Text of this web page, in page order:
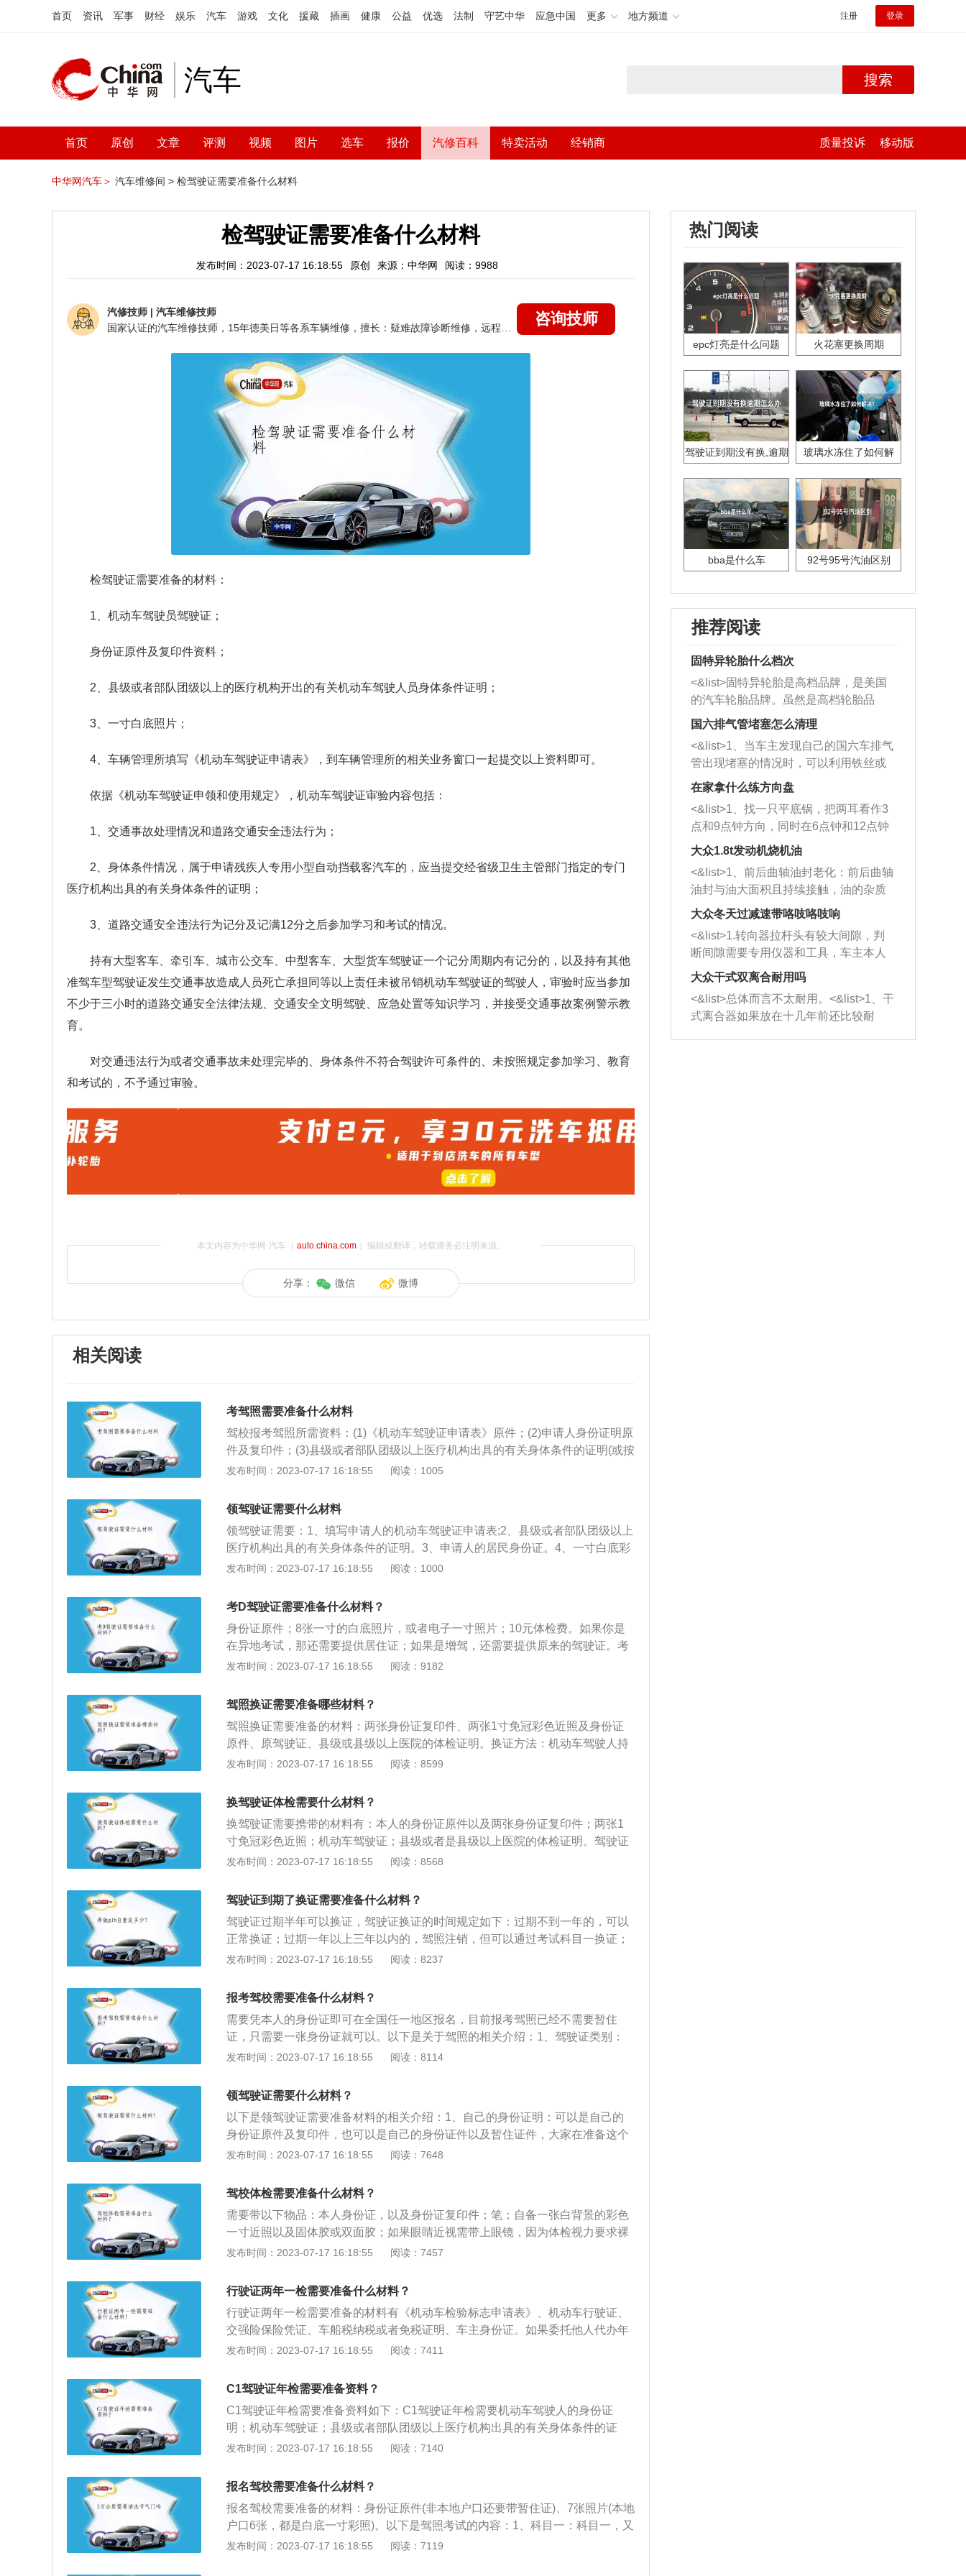
首页 资讯 军事 财经 娱乐 汽车 游戏 文化 援藏 插画 健康 公益 优选 法制 守艺中华 应急中国 更多 地方频道 注册 登录
汽车 搜索
首页 原创 文章 评测 视频 图片 选车 报价 汽修百科 特卖活动 经销商 质量投诉 移动版
中华网汽车＞ 汽车维修间 > 检驾驶证需要准备什么材料
检驾驶证需要准备什么材料
发布时间：2023-07-17 16:18:55 原创 来源：中华网 阅读：9988
汽修技师 | 汽车维修技师
咨询技师
检驾驶证需要准备的材料：
1、机动车驾驶员驾驶证；
身份证原件及复印件资料；
2、县级或者部队团级以上的医疗机构开出的有关机动车驾驶人员身体条件证明；
3、一寸白底照片；
4、车辆管理所填写《机动车驾驶证申请表》，到车辆管理所的相关业务窗口一起提交以上资料即可。
依据《机动车驾驶证申领和使用规定》，机动车驾驶证审验内容包括：
1、交通事故处理情况和道路交通安全违法行为；
2、身体条件情况，属于申请残疾人专用小型自动挡载客汽车的，应当提交经省级卫生主管部门指定的专门
医疗机构出具的有关身体条件的证明；
3、道路交通安全违法行为记分及记满12分之后参加学习和考试的情况。
持有大型客车、牵引车、城市公交车、中型客车、大型货车驾驶证一个记分周期内有记分的，以及持有其他
准驾车型驾驶证发生交通事故造成人员死亡承担同等以上责任未被吊销机动车驾驶证的驾驶人，审验时应当参加
不少于三小时的道路交通安全法律法规、交通安全文明驾驶、应急处置等知识学习，并接受交通事故案例警示教
育。
对交通违法行为或者交通事故未处理完毕的、身体条件不符合驾驶许可条件的、未按照规定参加学习、教育
和考试的，不予通过审验。
本文内容为中华网·汽车（ auto.china.com）编辑或翻译，转载请务必注明来源。
分享： 微信 微博
相关阅读
考驾照需要准备什么材料
驾校报考驾照所需资料：(1)《机动车驾驶证申请表》原件；(2)申请人身份证明原
件及复印件；(3)县级或者部队团级以上医疗机构出具的有关身体条件的证明(或按
驾校安排统一体检)；(4)近期半身免冠正面一寸白底彩色证件照8张(当地要求提交
要带眼镜拍，否则考试不能戴带镜架的眼镜；女学员不戴首饰）。想考驾驶证的
学员，一定要先了解如何报考机动车驾驶证。即使驾驶证考取之后，也要多学习
一些安全驾驶知识，只有这样才能够安全行驶，不至于出现不必要的意外事故。
发布时间：2023-07-17 16:18:55 阅读：1005
领驾驶证需要什么材料
领驾驶证需要：1、填写申请人的机动车驾驶证申请表;2、县级或者部队团级以上
医疗机构出具的有关身体条件的证明。3、申请人的居民身份证。4、一寸白底彩
照8张。新取得驾驶证需要注意几点：（一）新取得城市公交车、大型货车驾驶
驶、应急处置等知识考试，并接受不少于半小时的交通事故案例警示教育。
（二）实习期内驾驶机动车，应当在车身后部粘贴或者悬挂统一式样的实习标
志。（三）机动车驾驶人在实习期内不得驾驶公共汽车、营运客车或者执行任务
的警车、消防车、救护车、工程救险车以及载有爆炸物品、易燃易爆化学物品、
剧毒或者放射性等危险物品的机动车；驾驶的机动车不得牵引挂车。驾驶人在实
以上的驾驶人陪同。其中，驾驶残疾人专用小型自动挡载客汽车的，可以由持有
小型自动挡载客汽车以上准驾车型驾驶证的驾驶人陪同。（四）机动车驾驶人在
实习期内有记满12分记录的，注销其实习的准驾车型驾驶资格。（五）持有城市
实习期限延长一年。在延长的实习期内再次记6分以上但未达到12分的，注销其
发布时间：2023-07-17 16:18:55 阅读：1000
考D驾驶证需要准备什么材料？
身份证原件；8张一寸的白底照片，或者电子一寸照片；10元体检费。如果你是
在异地考试，那还需要提供居住证；如果是增驾，还需要提供原来的驾驶证。考
d证的科目：科目一：理论知识考试，考试内容与C1照相似。科目二：绕桩，满
轮轧到桩道边缘线就不及格。科目三：和科目二考试共同完成，没有单独的训练
和考试，共有五个项目，包括转弯、限宽门、坡道停车、坡道起步、单边桥。考
d证需要的条件：年龄需要满足18周岁，并且通过机动车驾驶人身体条件证明，
携带有效的身份证件，到驾校就可以报名，机动车驾驶证d证，是驾驶普通三轮
摩托车，普通两轮摩托车，轻便摩托车的驾驶证。
发布时间：2023-07-17 16:18:55 阅读：9182
驾照换证需要准备哪些材料？
驾照换证需要准备的材料：两张身份证复印件、两张1寸免冠彩色近照及身份证
原件、原驾驶证、县级或县级以上医院的体检证明。换证方法：机动车驾驶人持
所需材料，向机动车驾驶证核发地车辆管理所申请换证，车辆管理所在审核合格
依次选择服务中心--期满换证服务--填写资料即可。新证一般是通过邮寄的方式送
达。前往邮政营业厅的“警医邮”服务点，进行换证办理，从受理登记、体检再到
新证制作只需半小时。目前只有少部分城市开通了该项服务，比如杭州。
发布时间：2023-07-17 16:18:55 阅读：8599
换驾驶证体检需要什么材料？
换驾驶证需要携带的材料有：本人的身份证原件以及两张身份证复印件；两张1
寸免冠彩色近照；机动车驾驶证；县级或者是县级以上医院的体检证明。驾驶证
换证在车辆管理所办理。以下是驾驶证过期的注意事项：法律规定：根据道路交
年则需要通过科目一的考试后可恢复驾驶证的正常使用；如果被注销超过两年的
人，则需要重新申领。失效驾照：需要特别注意的是驾驶证超过有效期后不得驾
驶机动车。驾照过期后驾车属于无证驾驶或被视为无证驾驶。驾驶机动车的处相
应地罚款，可以并处15日以下拘留。对于发生人员伤亡等重大交通事故的将依法
追究刑事责任。
发布时间：2023-07-17 16:18:55 阅读：8568
驾驶证到期了换证需要准备什么材料？
驾驶证过期半年可以换证，驾驶证换证的时间规定如下：过期不到一年的，可以
正常换证；过期一年以上三年以内的，驾照注销，但可以通过考试科目一换证；
过期三年以上的，驾照作废无法再换证。换证和审验须符合以下条件：持有大型
分，或者持有其他准驾车型驾驶证在本记分周期内记分未达到12分；持有大型客
车、牵引车、城市公交车、中型客车、大型货车驾驶证一个记分周期内有记分，
以及持有其他准驾车型驾驶证发生交通事故造成人员死亡承担同等以上责任未被
吊销机动车驾驶证的驾驶人，已参加审验教育的；申请人没有未处理完毕的道路
交通安全违法行为或者交通事故；申请人身体条件符合驾驶许可条件；机动车驾
发布时间：2023-07-17 16:18:55 阅读：8237
报考驾校需要准备什么材料？
需要凭本人的身份证即可在全国任一地区报名，目前报考驾照已经不需要暂住
证，只需要一张身份证就可以。以下是关于驾照的相关介绍：1、驾驶证类别：
机动车驾驶证分级制，将驾照分为A1、A2、A3、B1、B2、C1、C2、C3、C4、
分周期（即记分周期）为12个月，满分为12分，从机动车驾驶证初次领取之日起
计算。依据道路交通安全违法行为的严重程度，一次记分的分值为：12分、6
分、3分、2分、1分五种。
发布时间：2023-07-17 16:18:55 阅读：8114
领驾驶证需要什么材料？
以下是领驾驶证需要准备材料的相关介绍：1、自己的身份证明：可以是自己的
身份证原件及复印件，也可以是自己的身份证件以及暂住证件，大家在准备这个
证件的时候一定要同时准备好复印件。2、白底的彩照八张：请大家一定要准备
检证明：体检证明最重要，也是最不好准备的材料，请大家一定要到正规的医院
或者是车管所指定的医院进行体检。4、机动车申领表格：这个表格在车管所就
有，但是需要大家自己来填写。
发布时间：2023-07-17 16:18:55 阅读：7648
驾校体检需要准备什么材料？
需要带以下物品：本人身份证，以及身份证复印件；笔；自备一张白背景的彩色
一寸近照以及固体胶或双面胶；如果眼睛近视需带上眼镜，因为体检视力要求裸
眼4.9以上。体检项目如下：1、外科：（1）一般检查身高、体重；（2）四肢、
2、内科：（1）心血管系统疾病主要靠询问病史，辅助检查血压，心脏听诊；
（2）神经系统疾病：询问病史和神经反射检查；（3）精神障碍：询问病史。
3、眼科：裸眼视力、矫正视力检查。辨色力。
发布时间：2023-07-17 16:18:55 阅读：7457
行驶证两年一检需要准备什么材料？
行驶证两年一检需要准备的材料有《机动车检验标志申请表》、机动车行驶证、
交强险保险凭证、车船税纳税或者免税证明、车主身份证。如果委托他人代办年
检的情况，代办人还需携带自己的身份证与委托书。行驶证年检相关介绍如下：
辆，每2年一次按照《机动车运行安全技术条件》进行的检验。目的在于检查汽
车主要技术状况，督促加强汽车的维护保养，使汽车经常处于完好状态，确保汽
车行驶安全。
发布时间：2023-07-17 16:18:55 阅读：7411
C1驾驶证年检需要准备资料？
C1驾驶证年检需要准备资料如下：C1驾驶证年检需要机动车驾驶人的身份证
明；机动车驾驶证；县级或者部队团级以上医疗机构出具的有关身体条件的证
明。以下是年审前需要满足的条件介绍：1、驾驶证没有存在被依法吊销、撤
才可以参加驾驶证的年审，否则需要参加满分教育，还有接受降级处理。3、需
要驾驶证的驾驶人年龄和身体健康条件都符合。
发布时间：2023-07-17 16:18:55 阅读：7140
报名驾校需要准备什么材料？
报名驾校需要准备的材料：身份证原件(非本地户口还要带暂住证)、7张照片(本地
户口6张，都是白底一寸彩照)。以下是驾照考试的内容：1、科目一：科目一，又
称科目一理论考试、驾驶员理论考试，是机动车驾驶证考核的一部分。2、科目
发布时间：2023-07-17 16:18:55 阅读：7119
热门阅读
epc灯亮是什么问题 火花塞更换周期
驾驶证到期没有换,逾期
玻璃水冻住了如何解
bba是什么车 92号95号汽油区别
推荐阅读
固特异轮胎什么档次
<&list>固特异轮胎是高档品牌，是美国
的汽车轮胎品牌。虽然是高档轮胎品
牌，但是中高低端的轮胎都有生产，这
也是为了更好的开拓市场。
国六排气管堵塞怎么清理
<&list>1、当车主发现自己的国六车排气
管出现堵塞的情况时，可以利用铁丝或
者是细棍，直接将杂物给取出来，如果
堵塞情况比较严重，也可以采取应急措
施。 <&list>2、直接利用木棍将所有的
杂物推到排气管里面的位置处，然后将
三元催化器拆解开，就可以将堵塞的东
西取出来。但如果是因为积碳过多引起
的堵塞，就需要将三元催化器泡在草酸
洗剂对堵塞的情况得到解决，将清洗剂
放在燃油箱中，与燃油混合后，车辆启
动时，就可以和汽油一起进入到燃烧
室，最后形成废气排出，就可以让三元
催化器得到清洗，排气管堵塞的情况就
能够得到解决。
在家拿什么练方向盘
<&list>1、找一只平底锅，把两耳看作3
点和9点钟方向，同时在6点钟和12点钟
方向做一个标记。 <&list>2、双手握住
一圈半的练习，往右同样也要打相同的
圈数。 <&list>3、最后强调要反复练
习，这样就可以形成肌肉记忆，在真实
驾驶车辆时，不需要记忆也能打好方
向。
大众1.8t发动机烧机油
<&list>1、前后曲轴油封老化：前后曲轴
油封与油大面积且持续接触，油的杂质
和发动机内持续温度变化使其密封效果
逐渐减弱，导致渗油或漏油。<&list>2、
活塞间隙过大：积碳会使活塞环与缸体
的间隙扩大，导致机油流入燃烧室中，
造成烧机油。<&list>3、机油粘度。使用
机油粘度过小的话，同样会有烧机油现
象，机油粘度过小具有很好的流动性，
大众冬天过减速带咯吱咯吱响
<&list>1.转向器拉杆头有较大间隙，判
断间隙需要专用仪器和工具，车主本人
无法制作，需要将车辆送到修理厂或4s
店；<&list>2.车辆半轴套管防尘罩破
裂，破裂后会出现漏油现象，使半轴磨
损严重，磨损的半轴容易损坏，产生异
响；<&list>3.稳定器的转向胶套和球头
大众干式双离合耐用吗
<&list>总体而言不太耐用。<&list>1、干
式离合器如果放在十几年前还比较耐